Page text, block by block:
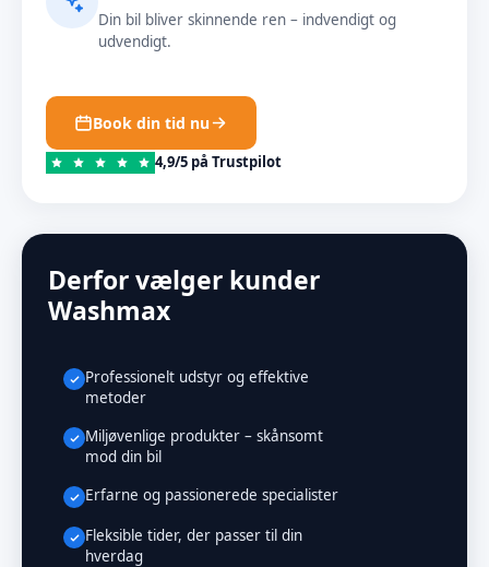
Din bil bliver skinnende ren – indvendigt og
udvendigt.
Book din tid nu
4,9/5 på Trustpilot
Derfor vælger kunder
Washmax
Professionelt udstyr og effektive
metoder
Miljøvenlige produkter – skånsomt
mod din bil
Erfarne og passionerede specialister
Fleksible tider, der passer til din
hverdag